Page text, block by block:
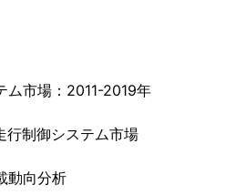
ム市場：2011-2019年
行制御システム市場
動向分析